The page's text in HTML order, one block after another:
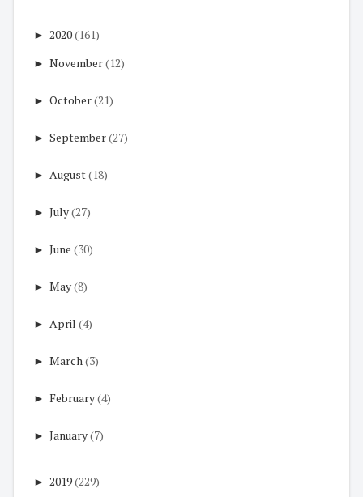
► 2020(161)
► November(12)
► October(21)
► September(27)
► August(18)
► July(27)
► June (30)
► May(8)
► April (4)
► March(3)
► February(4)
► January(7)
► 2019(229)